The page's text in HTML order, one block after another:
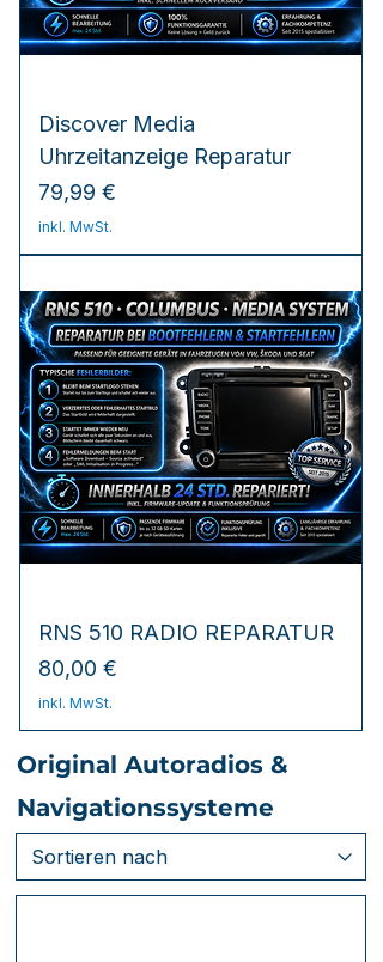
Discover Media
Uhrzeitanzeige Reparatur
Preis
79,99 €
inkl. MwSt.
RNS 510 RADIO REPARATUR
Preis
80,00 €
inkl. MwSt.
Original Autoradios &
Navigationssysteme